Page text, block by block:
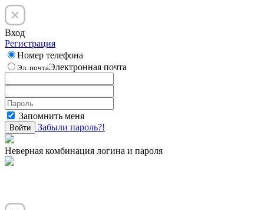
Вход
Регистрация
Номер телефона
Эл. почтаЭлектронная почта
Запомнить меня
Войти Забыли пароль?!
Неверная комбинация логина и пароля